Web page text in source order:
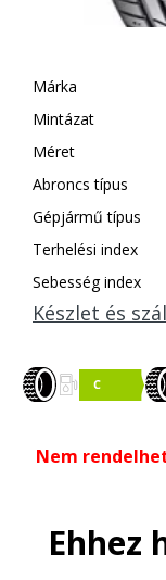
Márka
Mintázat
Méret
Abroncs típus
Gépjármű típus
Terhelési index
Sebesség index
Készlet és
Nem
Ehhez